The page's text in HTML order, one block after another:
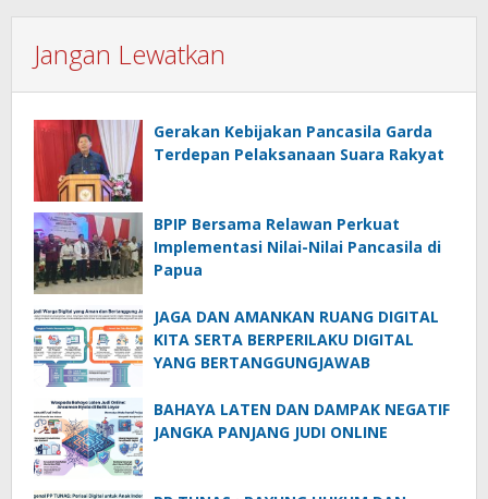
Jangan Lewatkan
Gerakan Kebijakan Pancasila Garda
Terdepan Pelaksanaan Suara Rakyat
BPIP Bersama Relawan Perkuat
Implementasi Nilai-Nilai Pancasila di
Papua
JAGA DAN AMANKAN RUANG DIGITAL
KITA SERTA BERPERILAKU DIGITAL
YANG BERTANGGUNGJAWAB
BAHAYA LATEN DAN DAMPAK NEGATIF
JANGKA PANJANG JUDI ONLINE